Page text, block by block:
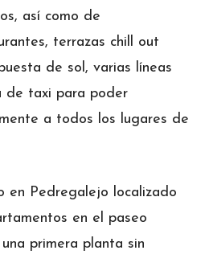
así como de
terrazas chill out
de sol, varias líneas
de taxi para poder
a todos los lugares de
en Pedregalejo localizado
en el paseo
primera planta sin